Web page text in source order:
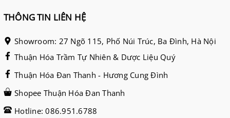
THÔNG TIN LIÊN HỆ
Showroom: 27 Ngõ 115, Phố Núi Trúc, Ba Đình, Hà Nội
Thuận Hóa Trầm Tự Nhiên & Dược Liệu Quý
Thuận Hóa Đan Thanh - Hương Cung Đình
Shopee Thuận Hóa Đan Thanh
Hotline: 086.951.6788